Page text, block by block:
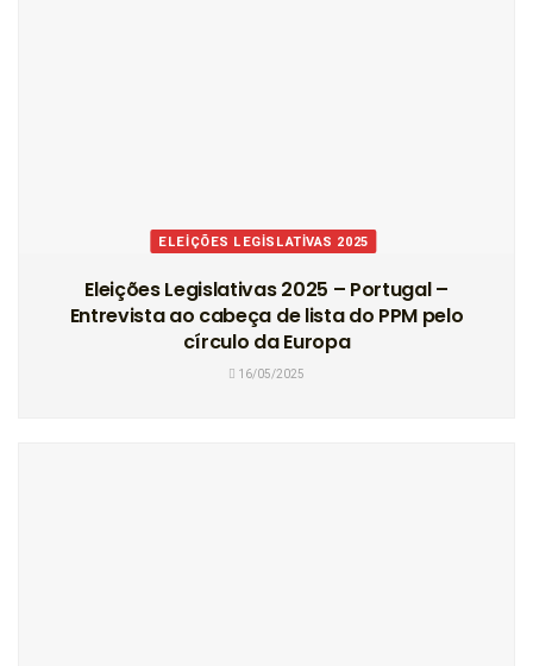
ELEIÇÕES LEGISLATIVAS 2025
Eleições Legislativas 2025 – Portugal –
Entrevista ao cabeça de lista do PPM pelo
círculo da Europa
16/05/2025